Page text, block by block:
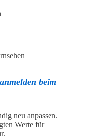
beim
neu anpassen.
Werte für